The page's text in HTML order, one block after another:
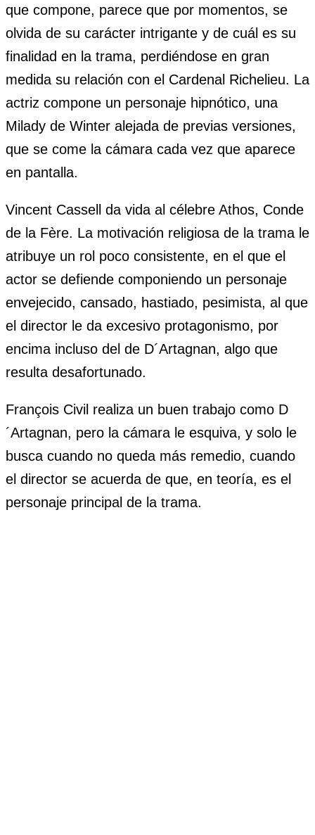
que compone, parece que por momentos, se
olvida de su carácter intrigante y de cuál es su
finalidad en la trama, perdiéndose en gran
medida su relación con el Cardenal Richelieu. La
actriz compone un personaje hipnótico, una
Milady de Winter alejada de previas versiones,
que se come la cámara cada vez que aparece
en pantalla.
Vincent Cassell da vida al célebre Athos, Conde
de la Fère. La motivación religiosa de la trama le
atribuye un rol poco consistente, en el que el
actor se defiende componiendo un personaje
envejecido, cansado, hastiado, pesimista, al que
el director le da excesivo protagonismo, por
encima incluso del de D´Artagnan, algo que
resulta desafortunado.
François Civil realiza un buen trabajo como D
´Artagnan, pero la cámara le esquiva, y solo le
busca cuando no queda más remedio, cuando
el director se acuerda de que, en teoría, es el
personaje principal de la trama.